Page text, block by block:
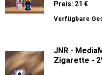
Preis: 21 €
Verfügbare
JNR -
Zigarette -